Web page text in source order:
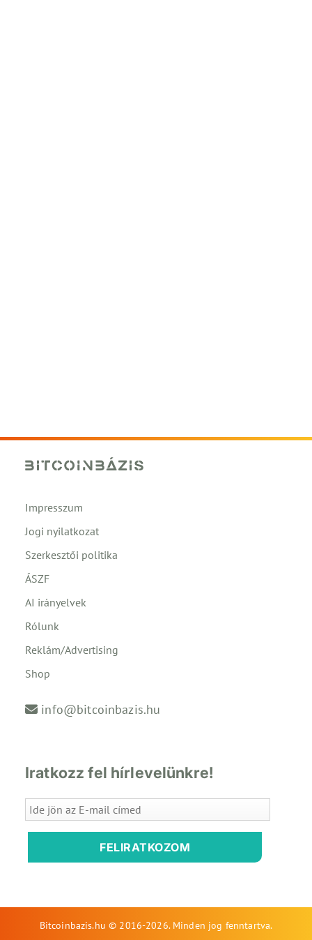
Impresszum
Jogi nyilatkozat
Szerkesztői politika
ÁSZF
AI irányelvek
Rólunk
Reklám/Advertising
Shop
info@bitcoinbazis.hu
Iratkozz fel hírlevelünkre!
FELIRATKOZOM
Bitcoinbazis.hu © 2016-2026. Minden jog fenntartva.